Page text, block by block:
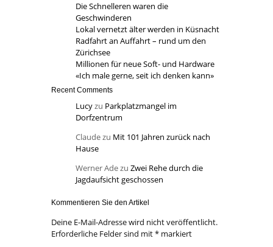
Die Schnelleren waren die
Geschwinderen
Lokal vernetzt älter werden in Küsnacht
Radfahrt an Auffahrt – rund um den
Zürichsee
Millionen für neue Soft- und Hardware
«Ich male gerne, seit ich denken kann»
Recent Comments
Lucyzu Parkplatzmangel im
Dorfzentrum
Claudezu Mit 101 Jahren zurück nach
Hause
Werner Adezu Zwei Rehe durch die
Jagdaufsicht geschossen
Kommentieren Sie den Artikel
Deine E-Mail-Adresse wird nicht veröffentlicht.
Erforderliche Felder sind mit* markiert